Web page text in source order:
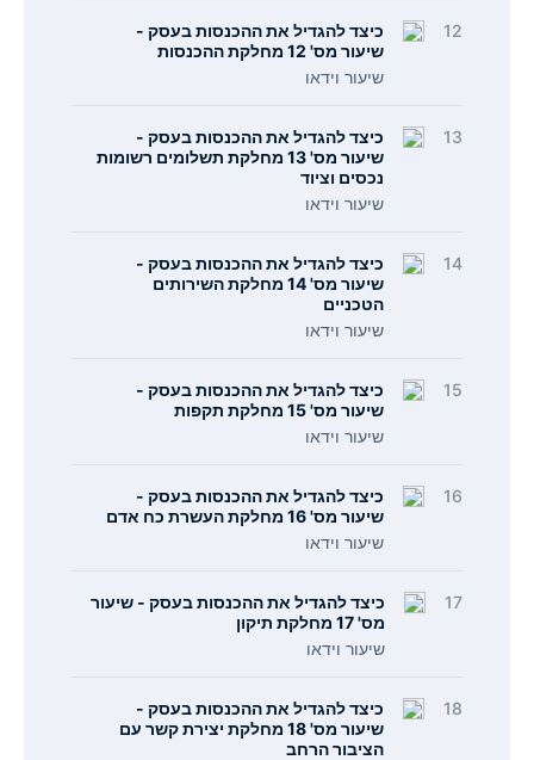
12
כיצד להגדיל את ההכנסות בעסק -
שיעור מס' 12 מחלקת ההכנסות
שיעור וידאו
13
כיצד להגדיל את ההכנסות בעסק -
שיעור מס' 13 מחלקת תשלומים רשומות
נכסים וציוד
שיעור וידאו
14
כיצד להגדיל את ההכנסות בעסק -
שיעור מס' 14 מחלקת השירותים
הטכניים
שיעור וידאו
15
כיצד להגדיל את ההכנסות בעסק -
שיעור מס' 15 מחלקת תקפות
שיעור וידאו
16
כיצד להגדיל את ההכנסות בעסק -
שיעור מס' 16 מחלקת העשרת כח אדם
שיעור וידאו
17
כיצד להגדיל את ההכנסות בעסק - שיעור
מס' 17 מחלקת תיקון
שיעור וידאו
18
כיצד להגדיל את ההכנסות בעסק -
שיעור מס' 18 מחלקת יצירת קשר עם
הציבור הרחב